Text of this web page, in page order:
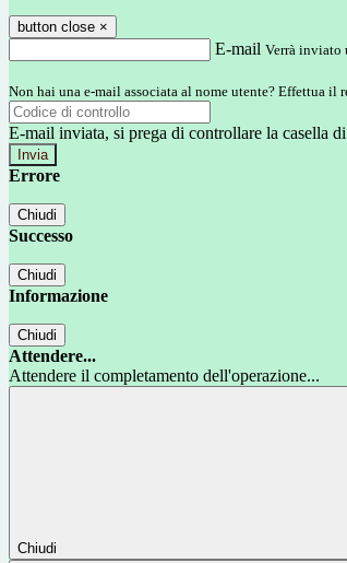
button close ×
E-mail Verrà inviato
Non hai una e-mail associata al nome utente? Effettua il
E-mail inviata, si prega di controllare la casella
Errore
Chiudi
Successo
Chiudi
Informazione
Chiudi
Attendere...
Attendere il completamento dell'operazione...
Chiudi